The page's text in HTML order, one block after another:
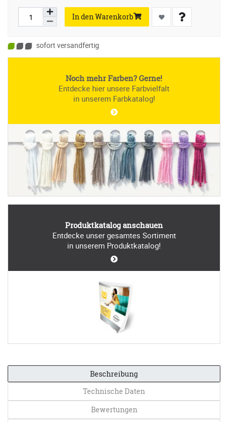
In den Warenkorb
sofort versandfertig
Noch mehr Farben? Gerne!
Entdecke hier unsere Farbvielfalt
in unserem Farbkatalog!
Produktkatalog anschauen
Entdecke unser gesamtes Sortiment
in unserem Produktkatalog!
Beschreibung
Technische Daten
Bewertungen